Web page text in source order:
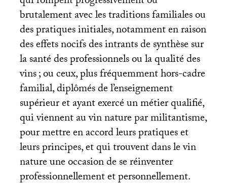
brutalement avec les traditions familiales ou
des pratiques initiales, notamment en raison
des effets nocifs des intrants de synthèse sur
la santé des professionnels ou la qualité des
vins; ou ceux, plus fréquemment hors-cadre
familial, diplômés de l’enseignement
supérieur et ayant exercé un métier qualifié,
qui viennent au vin nature par militantisme,
pour mettre en accord leurs pratiques et
leurs principes, et qui trouvent dans le vin
nature une occasion de se réinventer
professionnellement et personnellement.